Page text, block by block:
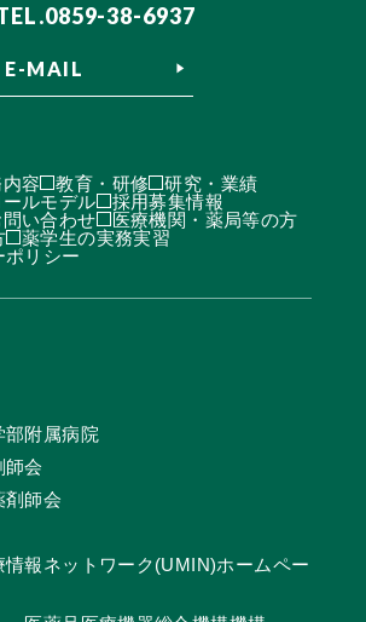
38-6937
E-MAIL
容 教育・研修
研究・業績
ールモデル
採用募集情報
問い合わせ
医療機関・薬局等の方
薬学生の実務実習
ポリシー
部附属病院
師会
剤師会
情報ネットワーク(UMIN)ホームペー